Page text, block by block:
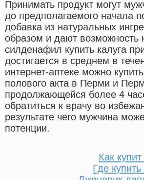
Принимать продукт могут
до предполагаемого начала
добавка из натуральных
образом и дают возможность
силденафил купить калуга
достигается в среднем в
интернет-аптеке можно
полового акта в Перми и
продолжающейся более 4
обратиться к врачу во
результате чего мужчина
потенции.
Как
Где